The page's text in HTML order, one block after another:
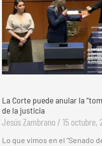
La Corte puede anular la
de la justicia
Jesús Zambrano 15 octubre,
Lo que vimos en el “Senado